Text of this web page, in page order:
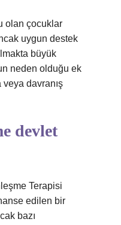
olan çocuklar
uygun destek
büyük
neden olduğu ek
veya davranış
devlet
Terapisi
edilen bir
bazı